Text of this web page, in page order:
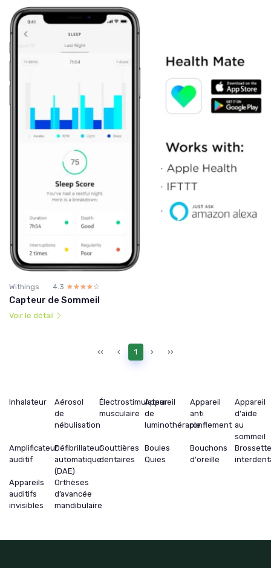
Withings 4.3 ☆☆☆☆☆
★★★★★
Capteur de Sommeil
Voir le détail
‹‹ ‹ 1 › ››
Inhalateur
Aérosol
de
nébulisation
Électrostimulateur
musculaire
Appareil
de
luminothérapie
Appareil
anti
ronflement
Appareil
d'aide
au
sommeil
Amplificateur
auditif
Défibrillateur
automatique
(DAE)
Gouttières
dentaires
Boules
Quies
Bouchons
d'oreille
Appareils
auditifs
invisibles
Orthèses
d’avancée
mandibulaire